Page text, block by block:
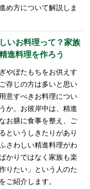
め方について解説しま
いお料理って？家族
進料理を作ろう
やぼたもちをお供えす
存じの方は多いと思い
意すべきお料理につい
か。お彼岸中は、精進
お膳に食事を整え、ご
というしきたりがあり
さわしい精進料理がわ
かりではなく家族も楽
りたい」という人のた
ご紹介します。